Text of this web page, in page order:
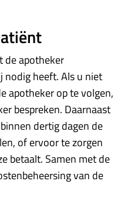
de apotheker
nodig heeft. Als u niet
apotheker op te volgen,
bespreken. Daarnaast
dertig dagen de
of ervoor te zorgen
betaalt. Samen met de
van de